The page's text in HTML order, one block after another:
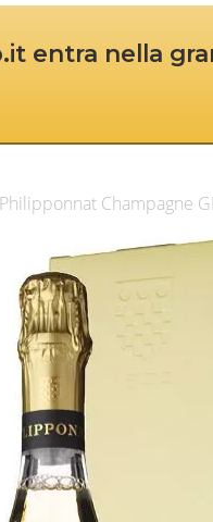
entra nella
Philipponnat Champagne